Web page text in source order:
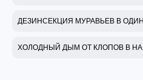
ДЕЗИНСЕКЦИЯ МУРАВЬЕВ В
ХОЛОДНЫЙ ДЫМ ОТ КЛОПОВ В